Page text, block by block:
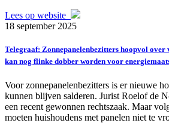
Lees op website
18 september 2025
Telegraaf: Zonnepanelenbezitters hoopvol over
kan nog flinke dobber worden voor
Voor zonnepanelenbezitters is er nieuwe
kunnen blijven salderen. Jurist Roelof de
een recent gewonnen rechtszaak. Maar
moeten huishoudens met panelen niet te